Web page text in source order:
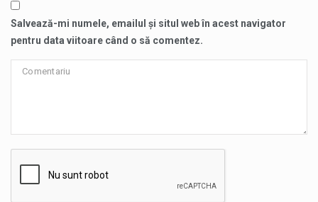
Salvează-mi numele, emailul și situl web în acest navigator
pentru data viitoare când o să comentez.